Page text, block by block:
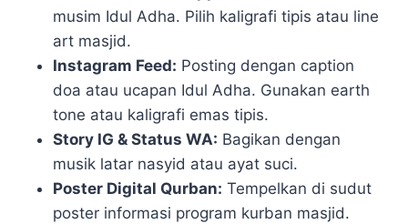
musim Idul Adha. Pilih kaligrafi tipis atau line
art masjid.
Instagram Feed: Posting dengan caption
doa atau ucapan Idul Adha. Gunakan earth
tone atau kaligrafi emas tipis.
Story IG & Status WA: Bagikan dengan
musik latar nasyid atau ayat suci.
Poster Digital Qurban: Tempelkan di sudut
poster informasi program kurban masjid.